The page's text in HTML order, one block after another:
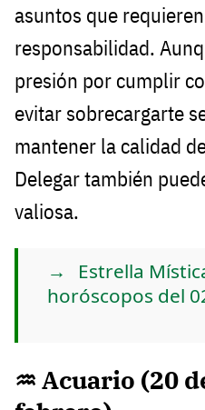
asuntos que
responsabilidad.
presión por cumplir
evitar sobrecargarte
mantener la calidad
Delegar también
valiosa.
Estrella
horóscopos del
♒ Acuario (20